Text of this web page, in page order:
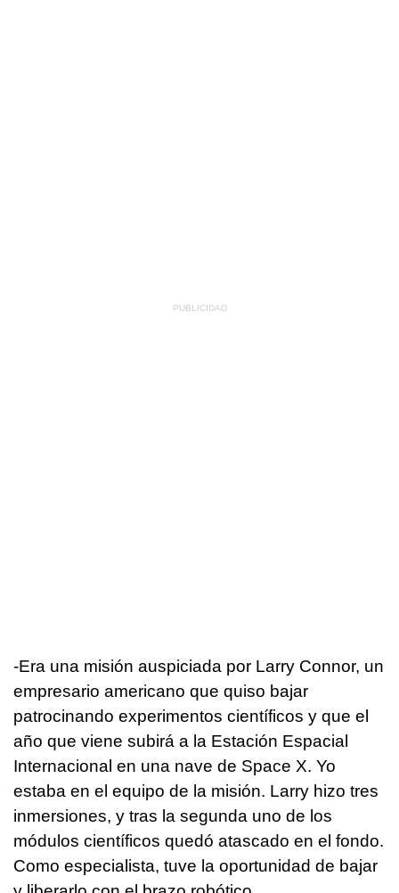
-Era una misión auspiciada por Larry Connor, un
empresario americano que quiso bajar
patrocinando experimentos científicos y que el
año que viene subirá a la Estación Espacial
Internacional en una nave de Space X. Yo
estaba en el equipo de la misión. Larry hizo tres
inmersiones, y tras la segunda uno de los
módulos científicos quedó atascado en el fondo.
Como especialista, tuve la oportunidad de bajar